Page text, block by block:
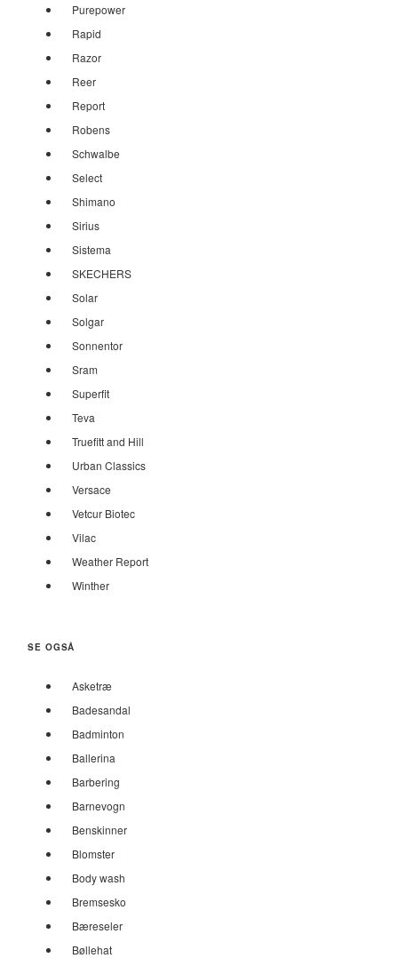
Purepower
Rapid
Razor
Reer
Report
Robens
Schwalbe
Select
Shimano
Sirius
Sistema
SKECHERS
Solar
Solgar
Sonnentor
Sram
Superfit
Teva
Truefitt and Hill
Urban Classics
Versace
Vetcur Biotec
Vilac
Weather Report
Winther
SE OGSÅ
Asketræ
Badesandal
Badminton
Ballerina
Barbering
Barnevogn
Benskinner
Blomster
Body wash
Bremsesko
Bæreseler
Bøllehat